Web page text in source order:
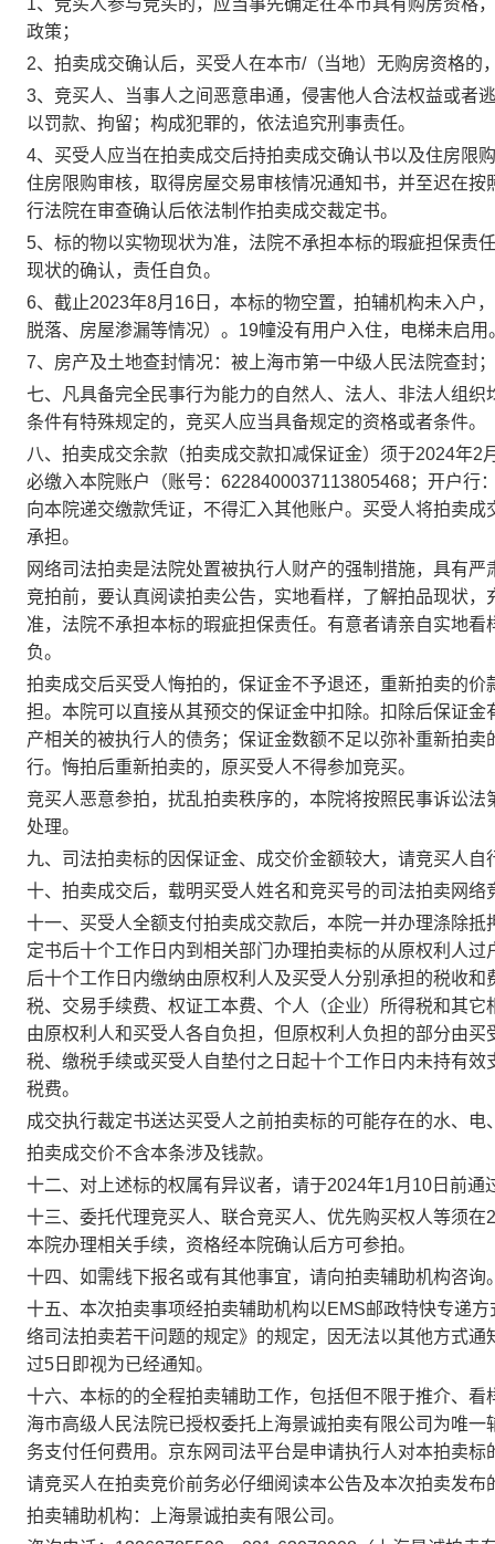
1、竞买人参与竞买的，应当事先确定在本市具有购房资格
政策；
2、拍卖成交确认后，买受人在本市/（当地）无购房资格的
3、竞买人、当事人之间恶意串通，侵害他人合法权益或者
以罚款、拘留；构成犯罪的，依法追究刑事责任。
4、买受人应当在拍卖成交后持拍卖成交确认书以及住房限
住房限购审核，取得房屋交易审核情况通知书，并至迟在
行法院在审查确认后依法制作拍卖成交裁定书。
5、标的物以实物现状为准，法院不承担本标的瑕疵担保责
现状的确认，责任自负。
6、截止2023年8月16日，本标的物空置，拍辅机构未入户
脱落、房屋渗漏等情况）。19幢没有用户入住，电梯未启用
7、房产及土地查封情况：被上海市第一中级人民法院查封
七、凡具备完全民事行为能力的自然人、法人、非法人组
条件有特殊规定的，竞买人应当具备规定的资格或者条件。
八、拍卖成交余款（拍卖成交款扣减保证金）须于2024年2
必缴入本院账户（账号：6228400037113805468；开户行
向本院递交缴款凭证，不得汇入其他账户。买受人将拍卖
承担。
网络司法拍卖是法院处置被执行人财产的强制措施，具有
竞拍前，要认真阅读拍卖公告，实地看样，了解拍品现状
准，法院不承担本标的瑕疵担保责任。有意者请亲自实地
负。
拍卖成交后买受人悔拍的，保证金不予退还，重新拍卖的
担。本院可以直接从其预交的保证金中扣除。扣除后保证
产相关的被执行人的债务；保证金数额不足以弥补重新拍
行。悔拍后重新拍卖的，原买受人不得参加竞买。
竞买人恶意参拍，扰乱拍卖秩序的，本院将按照民事诉讼
处理。
九、司法拍卖标的因保证金、成交价金额较大，请竞买人
十、拍卖成交后，载明买受人姓名和竞买号的司法拍卖网
十一、买受人全额支付拍卖成交款后，本院一并办理涤除
定书后十个工作日内到相关部门办理拍卖标的从原权利人
后十个工作日内缴纳由原权利人及买受人分别承担的税收
税、交易手续费、权证工本费、个人（企业）所得税和其
由原权利人和买受人各自负担，但原权利人负担的部分由
税、缴税手续或买受人自垫付之日起十个工作日内未持有
税费。
成交执行裁定书送达买受人之前拍卖标的可能存在的水、
拍卖成交价不含本条涉及钱款。
十二、对上述标的权属有异议者，请于2024年1月 10 日 前通
十三、委托代理竞买人、联合竞买人、优先购买权人等须在
本院办理相关手续，资格经本院确认后方可参拍。
十四、如需线下报名或有其他事宜，请向拍卖辅助机构咨询
十五、本次拍卖事项经拍卖辅助机构以EMS邮政特快专递
络司法拍卖若干问题的规定》的规定，因无法以其他方式
过5日即视为已经通知。
十六、本标的的全程拍卖辅助工作，包括但不限于推介、
海市高级人民法院已授权委托上海景诚拍卖有限公司为唯
务支付任何费用。京东网司法平台是申请执行人对本拍卖
请竞买人在拍卖竞价前务必仔细阅读本公告及本次拍卖发
拍卖辅助机构：上海景诚拍卖有限公司。